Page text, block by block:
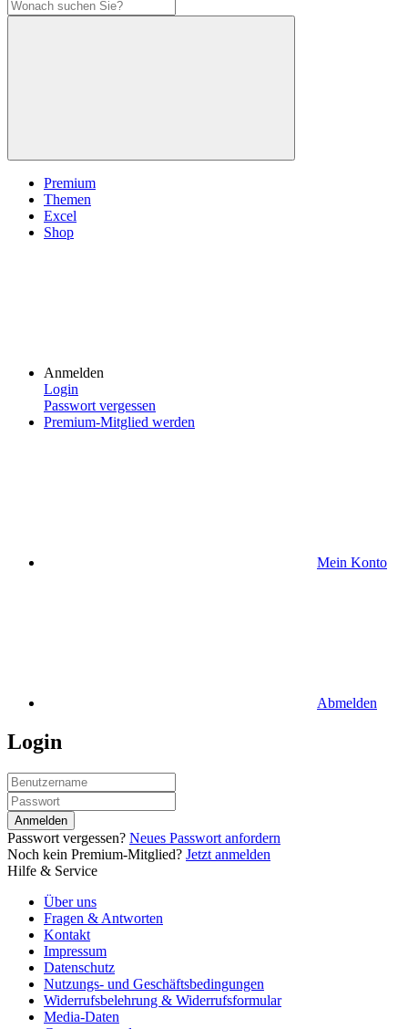
Premium
Themen
Excel
Shop
Anmelden
Login
Passwort vergessen
Premium-Mitglied werden
Mein Konto
Abmelden
Login
Anmelden
Passwort vergessen? Neues Passwort anfordern
Noch kein Premium-Mitglied? Jetzt anmelden
Hilfe & Service
Über uns
Fragen & Antworten
Kontakt
Impressum
Datenschutz
Nutzungs- und Geschäftsbedingungen
Widerrufsbelehrung & Widerrufsformular
Media-Daten